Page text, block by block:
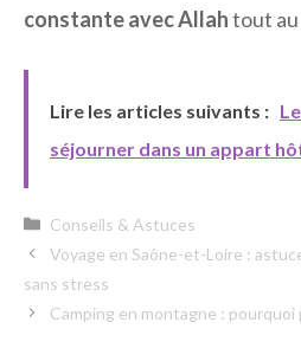
constante avec Allahtout au
Lire les articles suivants :
séjourner dans un appart
Catégories
Conseils & Astuces
Voyage en Saône-et-Loire :
sans stress
Camping en montagne : pourquoi